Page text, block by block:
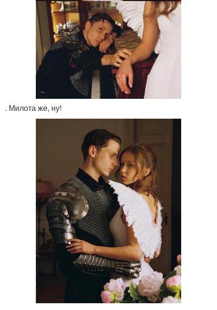
. Милота же, ну!